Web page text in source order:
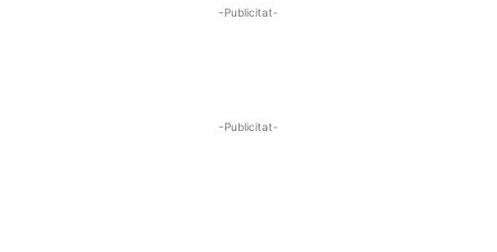
-Publicitat-
-Publicitat-